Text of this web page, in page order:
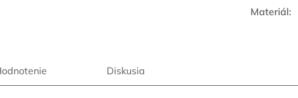
Materiál:
Diskusia